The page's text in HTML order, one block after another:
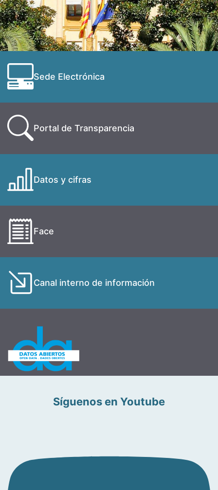
Sede Electrónica
Portal de Transparencia
Datos y cifras
Face
Canal interno de información
Síguenos en Youtube